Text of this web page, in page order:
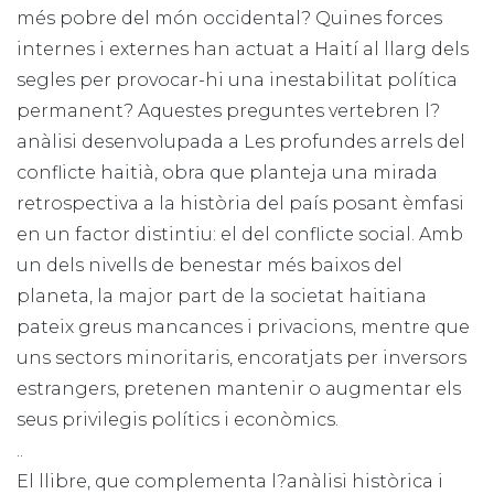
més pobre del món occidental? Quines forces
internes i externes han actuat a Haití al llarg dels
segles per provocar-hi una inestabilitat política
permanent? Aquestes preguntes vertebren l?
anàlisi desenvolupada a Les profundes arrels del
conflicte haitià, obra que planteja una mirada
retrospectiva a la història del país posant èmfasi
en un factor distintiu: el del conflicte social. Amb
un dels nivells de benestar més baixos del
planeta, la major part de la societat haitiana
pateix greus mancances i privacions, mentre que
uns sectors minoritaris, encoratjats per inversors
estrangers, pretenen mantenir o augmentar els
seus privilegis polítics i econòmics.
..
El llibre, que complementa l?anàlisi històrica i